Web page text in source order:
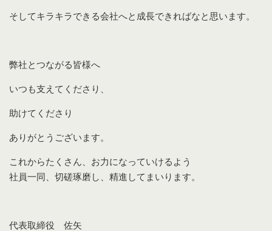
そしてキラキラできる会社へと成長できればなと思います。
弊社とつながる皆様へ
いつも支えてくださり、
助けてくださり
ありがとうございます。
これからたくさん、お力になっていけるよう
社員一同、切磋琢磨し、精進してまいります。
代表取締役 佐矢